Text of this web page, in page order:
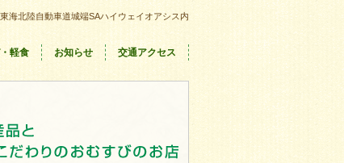
海北陸自動車道城端SAハイウェイオアシス内
軽食 お知らせ 交通アクセス